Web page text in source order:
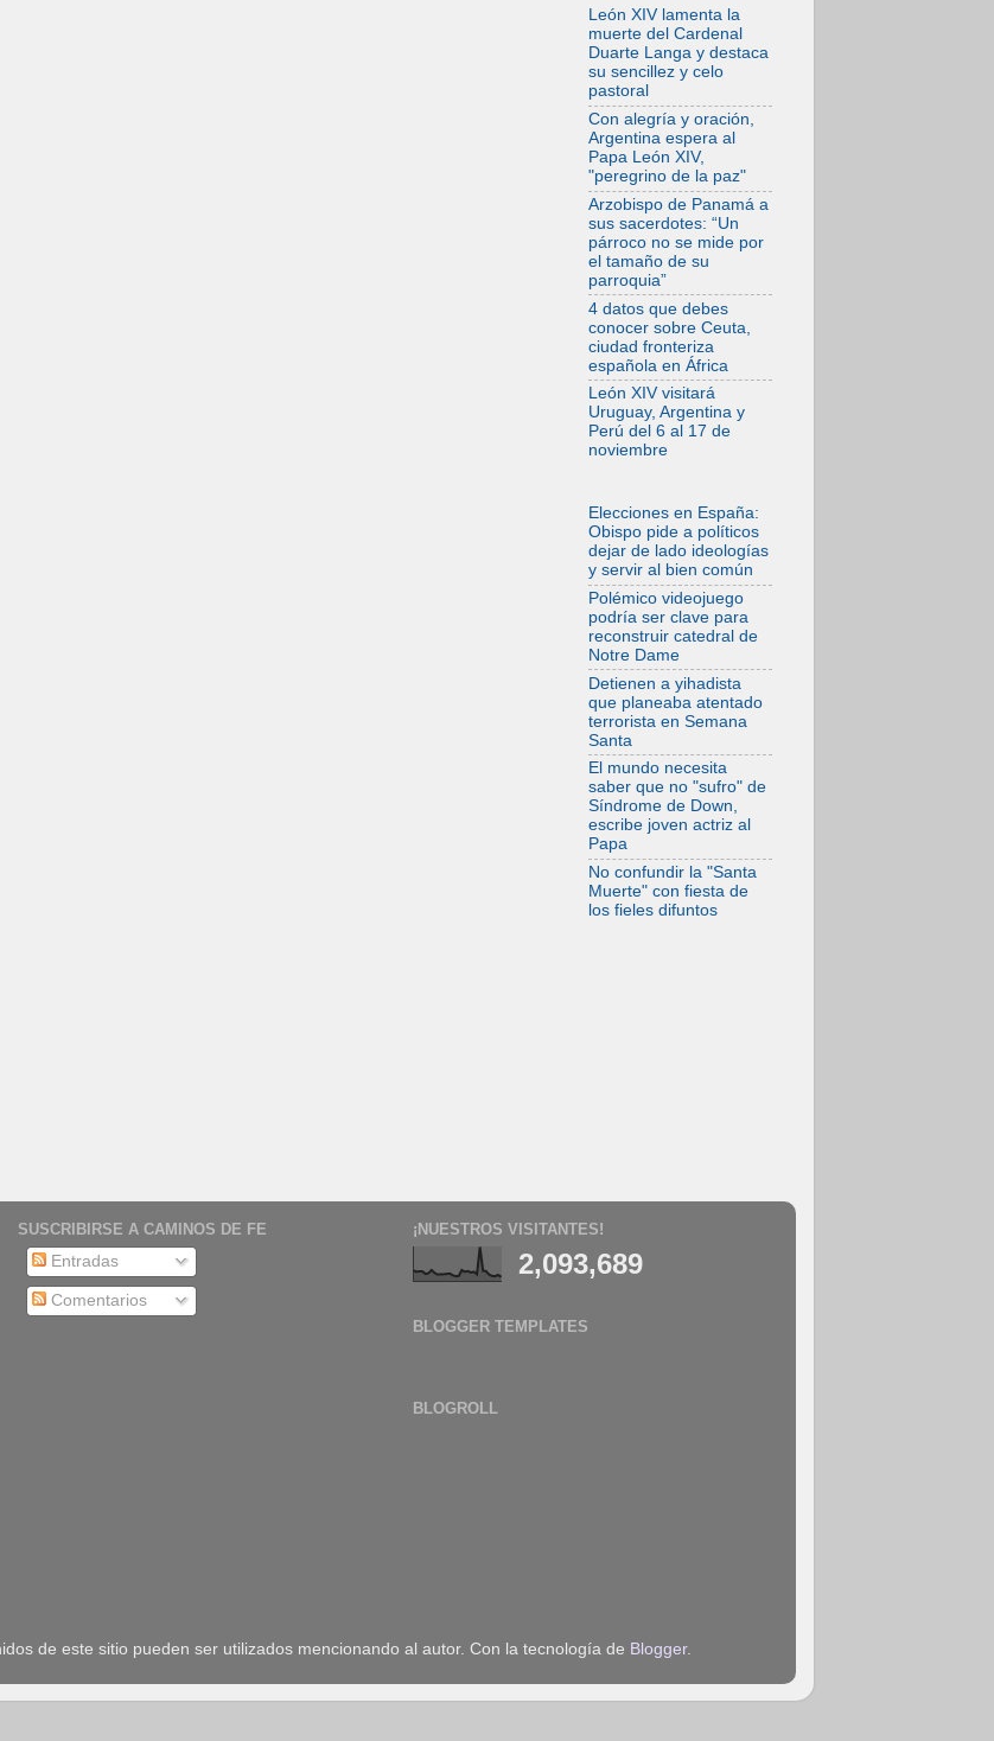
07.08.2026
La matanza de
niños en Gaza no
cesa: 300 muertos
en 300 días
07.08.2026
Tagle: La guerra
desfigura el mundo,
solo la revelación
de Dios lo
transfigura
07.08.2026
Presentada la
Trienal de Arte de
las Universidades
Católicas:
«Exercises in
Empathy»
07.08.2026
Fortunatus
Nwachukwu: la
comunicación como
misión al servicio
del Evangelio
SIGNIS 2026, dar
voz a las religiosas
en el espacio
público
07.08.2026
Lanzan un proyecto
de empoderamiento
digital para mujeres
líderes en África
07.08.2026
Programa oficial del
Viaje Apostólico del
Francia
León XIV lamenta la
muerte del Cardenal
Duarte Langa y destaca
su sencillez y celo
pastoral
Con alegría y oración,
Argentina espera al
Papa León XIV,
"peregrino de la paz"
Arzobispo de Panamá a
sus sacerdotes: “Un
párroco no se mide por
el tamaño de su
parroquia”
4 datos que debes
conocer sobre Ceuta,
ciudad fronteriza
española en África
León XIV visitará
Uruguay, Argentina y
Perú del 6 al 17 de
noviembre
Elecciones en España:
Obispo pide a políticos
dejar de lado ideologías
y servir al bien común
Polémico videojuego
podría ser clave para
reconstruir catedral de
Notre Dame
Detienen a yihadista
que planeaba atentado
terrorista en Semana
Santa
El mundo necesita
saber que no "sufro" de
Síndrome de Down,
escribe joven actriz al
Papa
No confundir la "Santa
Muerte" con fiesta de
los fieles difuntos
SUSCRIBIRSE A CAMINOS DE FE
Entradas
Comentarios
¡NUESTROS VISITANTES!
2,093,689
BLOGGER TEMPLATES
BLOGROLL
de este sitio pueden ser utilizados mencionando al autor. Con la tecnología de Blogger.